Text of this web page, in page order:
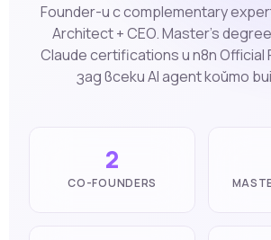
Founder-и с complementary
Architect + CEO. Master's
Claude certifications и n8n
зад всеки AI agent който
2
CO-FOUNDERS